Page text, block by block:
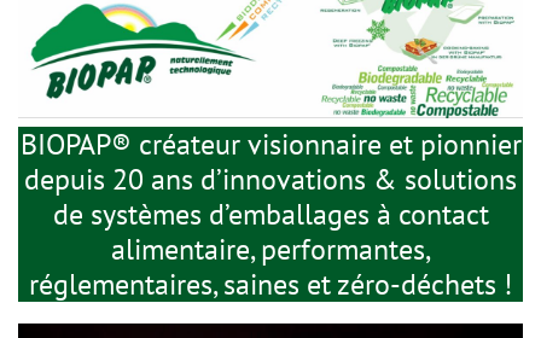
BIOPAP® créateur visionnaire et pionnier
depuis 20 ans d’innovations & solutions
de systèmes d’emballages à contact
alimentaire, performantes,
réglementaires, saines et zéro-déchets !